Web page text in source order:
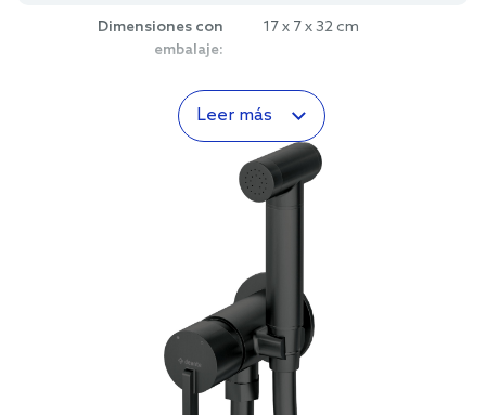
Dimensiones con
embalaje:
17 x 7 x 32 cm
Leer más